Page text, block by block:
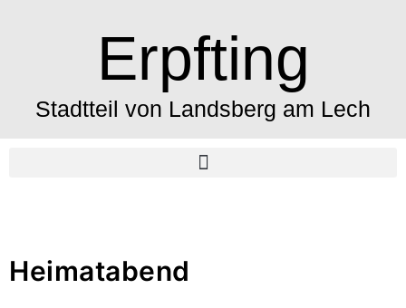
Erpfting
Stadtteil von Landsberg am Lech
Heimatabend